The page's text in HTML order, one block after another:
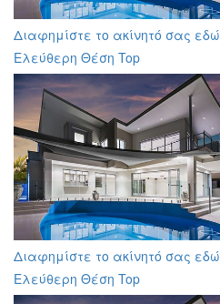
Διαφημίστε το ακίνητό σας εδώ
Ελεύθερη Θέση Top
Διαφημίστε το ακίνητό σας εδώ
Ελεύθερη Θέση Top